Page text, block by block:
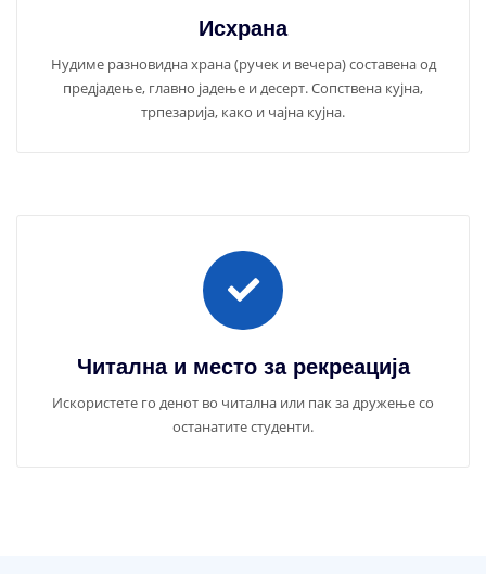
Исхрана
Нудиме разновидна храна (ручек и вечера) составена од
предјадење, главно јадење и десерт. Сопствена кујна,
трпезарија, како и чајна кујна.
Читална и место за рекреација
Искористете го денот во читална или пак за дружење со
останатите студенти.